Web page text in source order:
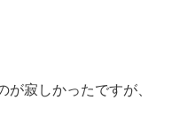
が寂しかったですが、